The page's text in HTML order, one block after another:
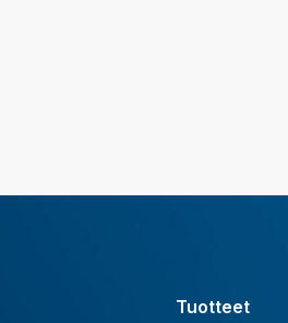
Tuotteet